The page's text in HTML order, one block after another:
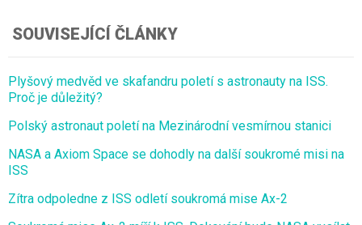
SOUVISEJÍCÍ ČLÁNKY
Plyšový medvěd ve skafandru poletí s astronauty na ISS.
Proč je důležitý?
Polský astronaut poletí na Mezinárodní vesmírnou stanici
NASA a Axiom Space se dohodly na další soukromé misi na
ISS
Zítra odpoledne z ISS odletí soukromá mise Ax-2